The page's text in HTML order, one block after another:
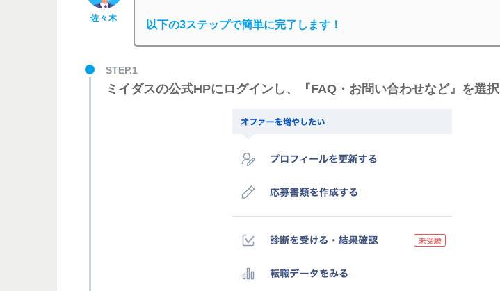
佐々木
以下の3ステップで簡単に完了します！
STEP.1
ミイダスの公式HPにログインし、『FAQ・お問い合わせなど』を選択